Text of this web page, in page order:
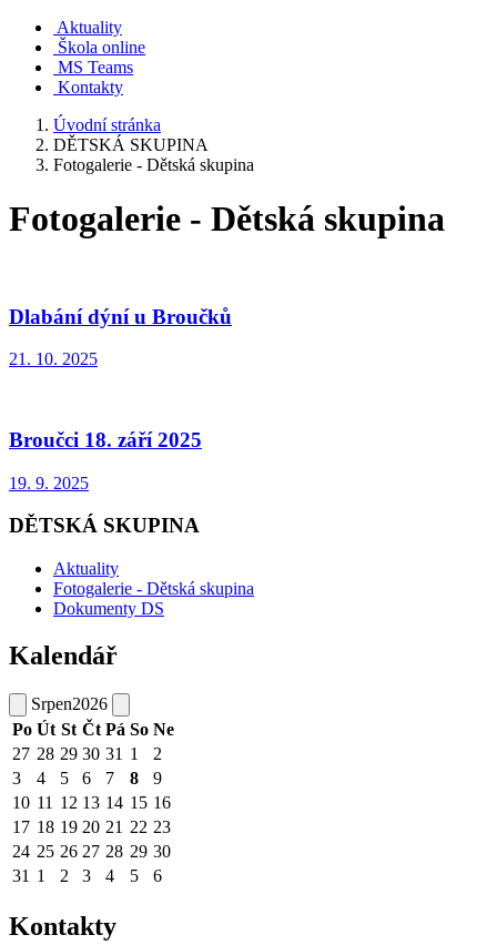
Aktuality
Škola online
MS Teams
Kontakty
Úvodní stránka
DĚTSKÁ SKUPINA
Fotogalerie - Dětská skupina
Fotogalerie - Dětská skupina
Dlabání dýní u Broučků
21. 10. 2025
Broučci 18. září 2025
19. 9. 2025
DĚTSKÁ SKUPINA
Aktuality
Fotogalerie - Dětská skupina
Dokumenty DS
Kalendář
Srpen2026
Po Út St Čt Pá So Ne
27 28 29 30 31 1
2
3
4 5 6 7 8
9
10 11 12 13 14 15 16
17 18 19 20 21 22 23
24 25 26 27 28 29 30
31 1 2 3 4 5 6
Kontakty